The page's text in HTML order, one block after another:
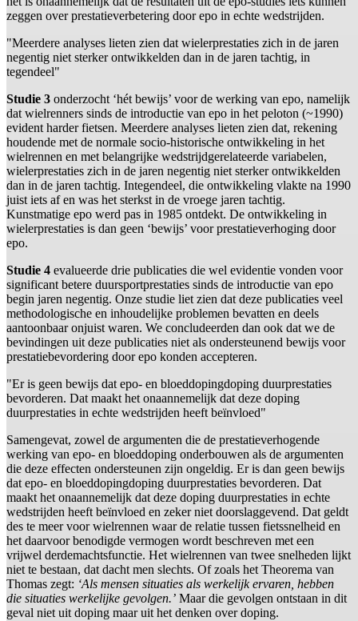
zeggen over prestatieverbetering door epo in echte wedstrijden.
"Meerdere analyses lieten zien dat wielerprestaties zich in de jaren
negentig niet sterker ontwikkelden dan in de jaren tachtig, in
tegendeel"
Studie 3 onderzocht ‘hét bewijs’ voor de werking van epo, namelijk
dat wielrenners sinds de introductie van epo in het peloton (~1990)
evident harder fietsen. Meerdere analyses lieten zien dat, rekening
houdende met de normale socio-historische ontwikkeling in het
wielrennen en met belangrijke wedstrijdgerelateerde variabelen,
wielerprestaties zich in de jaren negentig niet sterker ontwikkelden
dan in de jaren tachtig. Integendeel, die ontwikkeling vlakte na 1990
juist iets af en was het sterkst in de vroege jaren tachtig.
Kunstmatige epo werd pas in 1985 ontdekt. De ontwikkeling in
wielerprestaties is dan geen ‘bewijs’ voor prestatieverhoging door
epo.
Studie 4 evalueerde drie publicaties die wel evidentie vonden voor
significant betere duursportprestaties sinds de introductie van epo
begin jaren negentig. Onze studie liet zien dat deze publicaties veel
methodologische en inhoudelijke problemen bevatten en deels
aantoonbaar onjuist waren. We concludeerden dan ook dat we de
bevindingen uit deze publicaties niet als ondersteunend bewijs voor
prestatiebevordering door epo konden accepteren.
"Er is geen bewijs dat epo- en bloeddopingdoping duurprestaties
bevorderen. Dat maakt het onaannemelijk dat deze doping
duurprestaties in echte wedstrijden heeft beïnvloed"
Samengevat, zowel de argumenten die de prestatieverhogende
werking van epo- en bloeddoping onderbouwen als de argumenten
die deze effecten ondersteunen zijn ongeldig. Er is dan geen bewijs
dat epo- en bloeddopingdoping duurprestaties bevorderen. Dat
maakt het onaannemelijk dat deze doping duurprestaties in echte
wedstrijden heeft beïnvloed en zeker niet doorslaggevend. Dat geldt
des te meer voor wielrennen waar de relatie tussen fietssnelheid en
het daarvoor benodigde vermogen wordt beschreven met een
vrijwel derdemachtsfunctie. Het wielrennen van twee snelheden lijkt
niet te bestaan, dat dacht men slechts. Of zoals het Theorema van
Thomas zegt: ‘Als mensen situaties als werkelijk ervaren, hebben
die situaties werkelijke gevolgen.’ Maar die gevolgen ontstaan in dit
geval niet uit doping maar uit het denken over doping.